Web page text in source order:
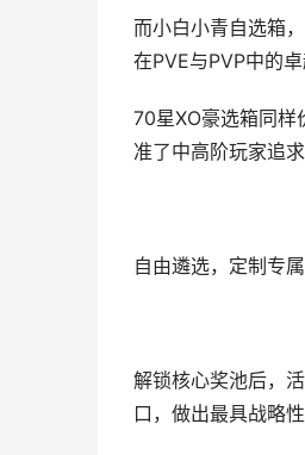
而小白小青自选箱
在PVE与PVP中的
70星XO豪选箱同样
准了中高阶玩家追
自由遴选，定制专
解锁核心奖池后，
口，做出最具战略性